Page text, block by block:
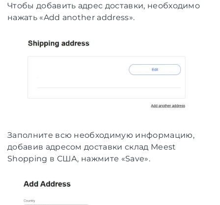
Чтобы добавить адрес доставки, необходимо
нажать «Add another address».
Заполните всю необходимую информацию,
добавив адресом доставки склад Meest
Shopping в США, нажмите «Save».